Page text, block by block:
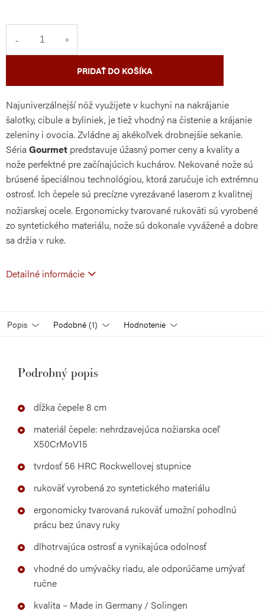
cena:
PRIDAŤ DO KOŠÍKA
Najuniverzálnejší nôž využijete v kuchyni na nakrájanie
šalotky, cibule a byliniek, je tiež vhodný na čistenie a krájanie
zeleniny i ovocia. Zvládne aj akékoľvek drobnejšie sekanie.
Séria Gourmet predstavuje úžasný pomer ceny a kvality a
nože perfektné pre začínajúcich kuchárov. Nekované nože sú
brúsené špeciálnou technológiou, ktorá zaručuje ich extrémnu
ostrosť. Ich čepele sú precízne vyrezávané laserom z kvalitnej
nožiarskej ocele. Ergonomicky tvarované rukoväti sú vyrobené
zo syntetického materiálu, nože sú dokonale vyvážené a dobre
sa držia v ruke.
Detailné informácie
Popis Podobné (1) Hodnotenie
Podrobný popis
dĺžka čepele 8 cm
materiál čepele: nehrdzavejúca nožiarska oceľ
X50CrMoV15
tvrdosť 56 HRC Rockwellovej stupnice
rukoväť vyrobená zo syntetického materiálu
ergonomicky tvarovaná rukoväť umožní pohodlnú
prácu bez únavy ruky
dlhotrvajúca ostrosť a vynikajúca odolnosť
vhodné do umývačky riadu, ale odporúčame umývať
ručne
kvalita – Made in Germany / Solingen